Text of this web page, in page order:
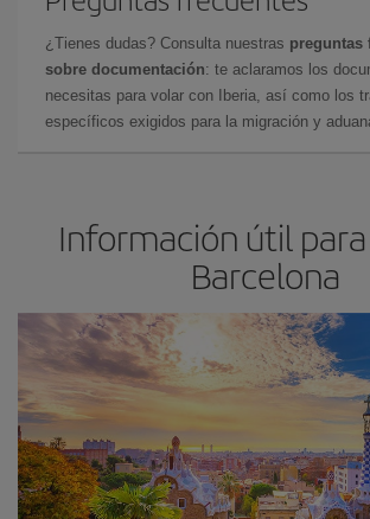
¿Tienes dudas? Consulta nuestras preguntas
sobre documentación: te aclaramos los
necesitas para volar con Iberia, así como los
específicos exigidos para la migración y
Información útil
Barcelona